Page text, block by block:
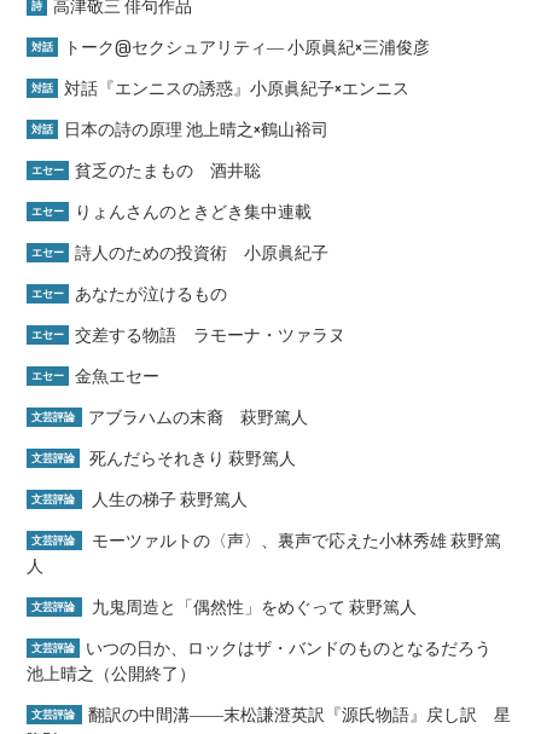
詩 高津敬三 俳句作品
対話 トーク@セクシュアリティ― 小原眞紀×三浦俊彦
対話 対話『エンニスの誘惑』小原眞紀子×エンニス
対話 日本の詩の原理 池上晴之×鶴山裕司
エセー 貧乏のたまもの 酒井聡
エセー りょんさんのときどき集中連載
エセー 詩人のための投資術 小原眞紀子
エセー あなたが泣けるもの
エセー 交差する物語 ラモーナ・ツァラヌ
エセー 金魚エセー
文芸評論 アブラハムの末裔 萩野篤人
文芸評論 死んだらそれきり 萩野篤人
文芸評論 人生の梯子 萩野篤人
文芸評論
モーツァルトの〈声〉、裏声で応えた小林秀雄 萩野篤
人
文芸評論 九鬼周造と「偶然性」をめぐって 萩野篤人
文芸評論
いつの日か、ロックはザ・バンドのものとなるだろう
池上晴之（公開終了）
文芸評論
翻訳の中間溝――末松謙澄英訳『源氏物語』戻し訳 星